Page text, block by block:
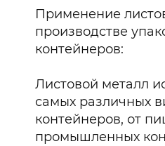
Применение
производстве
контейнеров:
Листовой металл
самых различных
контейнеров, от
промышленных